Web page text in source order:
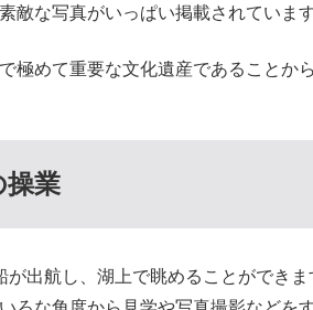
敵な写真がいっぱい掲載されています
極めて重要な文化遺産であることか
操業
出航し、湖上で眺めることができ